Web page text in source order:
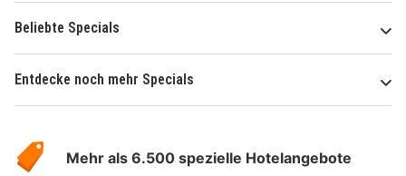
Beliebte Specials
Entdecke noch mehr Specials
Hotelspecials
Mehr als 6.500 spezielle Hotelangebote